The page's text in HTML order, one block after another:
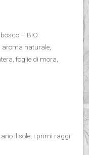
– BIO
aroma naturale,
foglie di mora,
il sole, i primi raggi